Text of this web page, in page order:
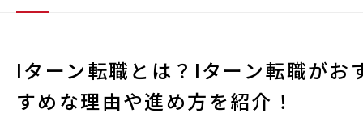
Iターン転職とは？Iターン転職がお
すめな理由や進め方を紹介！